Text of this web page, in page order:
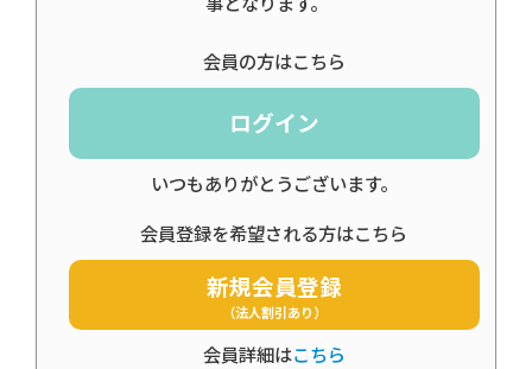
会員の方はこちら
ログイン
いつもありがとうございます。
会員登録を希望される方はこちら
新規会員登録
（法人割引あり）
会員詳細はこちら